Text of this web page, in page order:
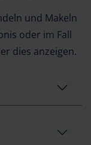
und Makeln
oder im Fall
dies anzeigen.